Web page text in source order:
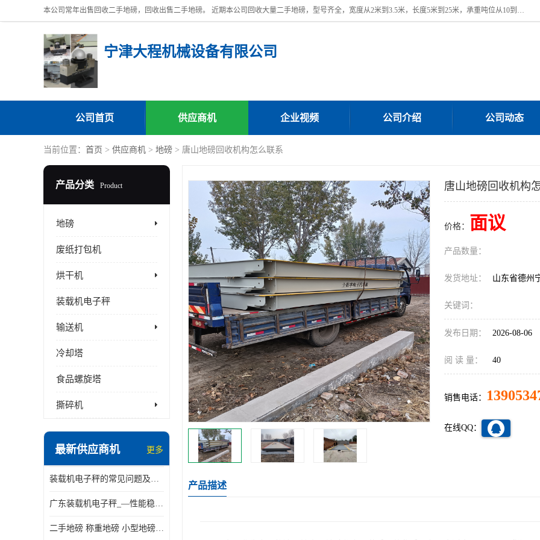
本公司常年出售回收二手地磅，回收出售二手地磅。 近期本公司回收大量二手地磅，型号齐全，宽度从2米到3.5米，长度5米到25米，承重吨位从10到200吨，成色7—9成新。 ? 使用年限6个月至2年，产品来源于个人闲置品，工矿企业停用品，因小换大而来。 精准度和新的一样， 二手地磅是内行人的选择，打个电话就省钱朋友您好等什么
宁津大程机械设备有限公司
公司首页 供应商机 企业视频 公司介绍 公司动态
当前位置： 首页 > 供应商机 > 地磅 > 唐山地磅回收机构怎么联系
产品分类 Product
地磅
废纸打包机
烘干机
装载机电子秤
输送机
冷却塔
食品螺旋塔
撕碎机
最新供应商机 更多
装载机电子秤的常见问题及解决方法介绍
广东装载机电子秤_—性能稳定—操作简单—品质可靠
二手地磅 称重地磅 小型地磅 一百吨地磅
唐山地磅回收机构
价格： 面议
产品数量：
发货地址： 山东省德州
关键词：
发布日期： 2026-08-06
阅 读 量： 40
销售电话：
在线QQ：
产品描述